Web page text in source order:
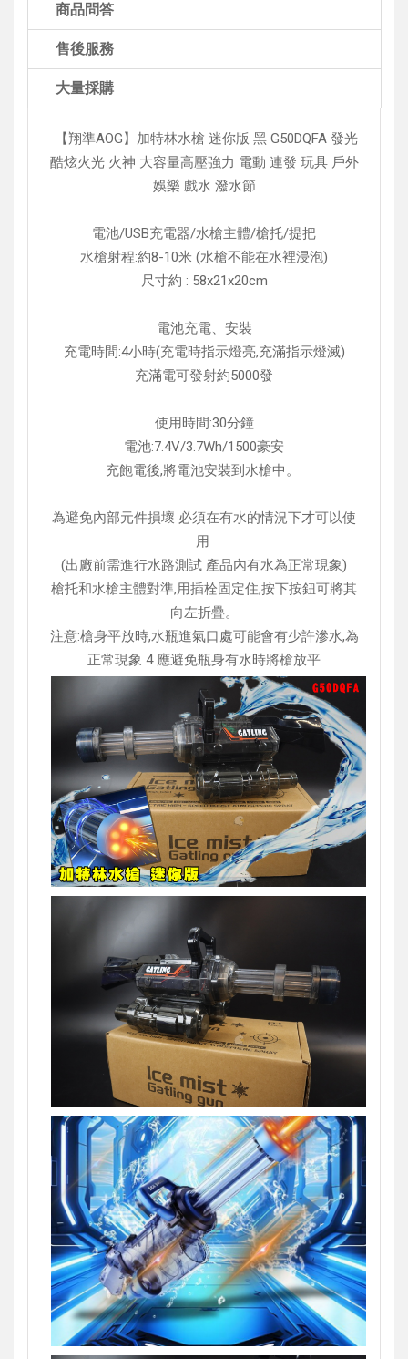
商品問答
售後服務
大量採購
【翔準AOG】加特林水槍 迷你版 黑 G50DQFA 發光
酷炫火光 火神 大容量高壓強力 電動 連發 玩具 戶外
娛樂 戲水 潑水節
電池/USB充電器/水槍主體/槍托/提把
水槍射程:約8-10米 (水槍不能在水裡浸泡)
尺寸約 : 58x21x20cm
電池充電、安裝
充電時間:4小時(充電時指示燈亮,充滿指示燈滅)
充滿電可發射約5000發
使用時間:30分鐘
電池:7.4V/3.7Wh/1500豪安
充飽電後,將電池安裝到水槍中。
為避免內部元件損壞 必須在有水的情況下才可以使
用
(出廠前需進行水路測試 產品內有水為正常現象)
槍托和水槍主體對準,用插栓固定住,按下按鈕可將其
向左折疊。
注意:槍身平放時,水瓶進氣口處可能會有少許滲水,為
正常現象 4 應避免瓶身有水時將槍放平